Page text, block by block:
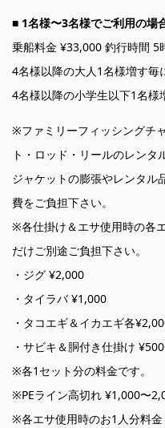
■ 1名様〜3名様でご利用の場
乗船料金 ¥33,000 釣行時間 5
4名様以降の大人1名様増す毎
4名様以降の小学生以下1名
※ファミリーフィッシングチ
ト・ロッド・リールのレン
ジャケットの膨張やレンタル
費をご負担下さい。
※各仕掛け＆エサ使用時の各
だけご別途ご負担下さい。
・ジグ ¥2,000
・タイラバ ¥1,000
・タコエギ＆イカエギ各
・サビキ＆胴付き仕掛け
※各1セット分の料金です。
※PEライン高切れ ¥1,000〜
※各エサ使用時のお1人分料